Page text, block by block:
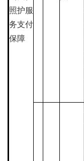
照护服
务支付
保障